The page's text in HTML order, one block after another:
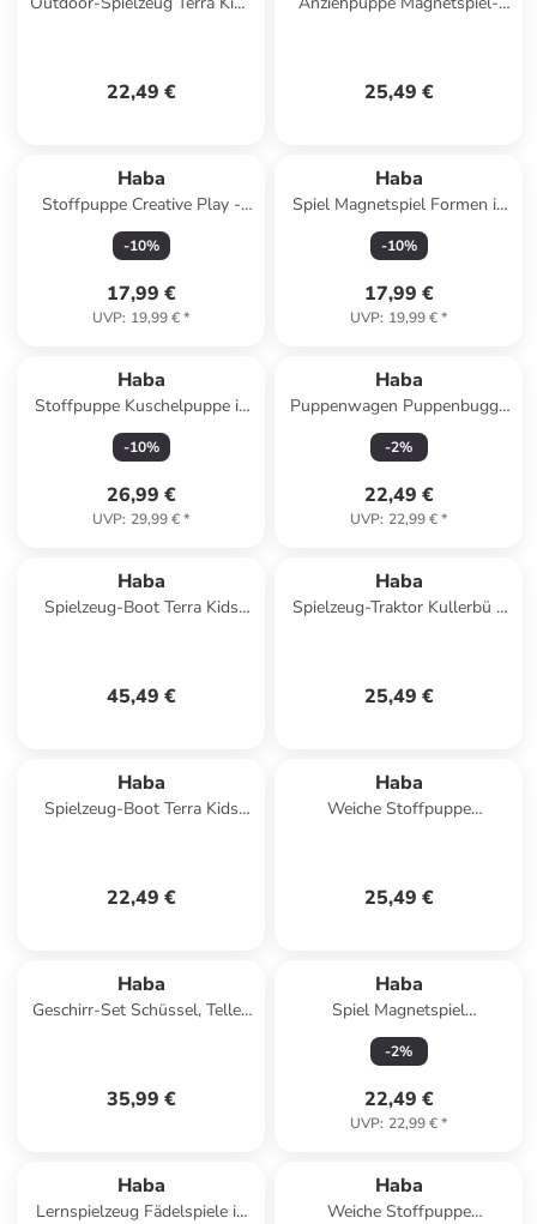
22,49 € 25,49 €
Haba
Stoffpuppe Creative Play -
Brathähnchen in mehrfarbig
-10%
17,99 €
UVP: 19,99 €*
Haba
Spiel Magnetspiel Formen in
mehrfarbig
-10%
17,99 €
UVP: 19,99 €*
Haba
Stoffpuppe Kuschelpuppe in
lila
-10%
26,99 €
UVP: 29,99 €*
Haba
Puppenwagen Puppenbuggy
in Jule
-2%
22,49 €
UVP: 22,99 €*
Haba
Spielzeug-Boot Terra Kids
45,49 €
Haba
Spielzeug-Traktor Kullerbü –
25,49 €
Haba
Spielzeug-Boot Terra Kids
22,49 €
Haba
Weiche Stoffpuppe
25,49 €
Haba
Geschirr-Set Schüssel, Teller,
35,99 €
Haba
Spiel Magnetspiel
Stadtlabyrinth in bunt
-2%
22,49 €
UVP: 22,99 €*
Haba
Lernspielzeug Fädelspiele in
Haba
Weiche Stoffpuppe